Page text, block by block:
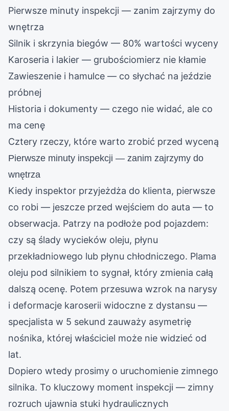
Pierwsze minuty inspekcji — zanim zajrzymy do
wnętrza
Silnik i skrzynia biegów — 80% wartości wyceny
Karoseria i lakier — grubościomierz nie kłamie
Zawieszenie i hamulce — co słychać na jeździe
próbnej
Historia i dokumenty — czego nie widać, ale co
ma cenę
Cztery rzeczy, które warto zrobić przed wyceną
Pierwsze minuty inspekcji — zanim zajrzymy do
wnętrza
Kiedy inspektor przyjeżdża do klienta, pierwsze
co robi — jeszcze przed wejściem do auta — to
obserwacja. Patrzy na podłoże pod pojazdem:
czy są ślady wycieków oleju, płynu
przekładniowego lub płynu chłodniczego. Plama
oleju pod silnikiem to sygnał, który zmienia całą
dalszą ocenę. Potem przesuwa wzrok na narysy
i deformacje karoserii widoczne z dystansu —
specjalista w 5 sekund zauważy asymetrię
nośnika, której właściciel może nie widzieć od
lat.
Dopiero wtedy prosimy o uruchomienie zimnego
silnika. To kluczowy moment inspekcji — zimny
rozruch ujawnia stuki hydraulicznych